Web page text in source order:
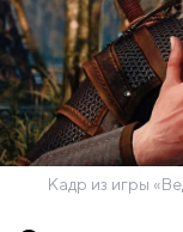
Кадр из игры